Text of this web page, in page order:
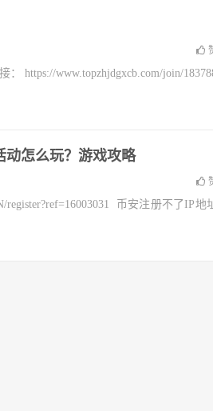
https://www.topzhjdgxcb.com/join/
动怎么玩？游戏攻略
register?ref=16003031 币安注册不了IP地